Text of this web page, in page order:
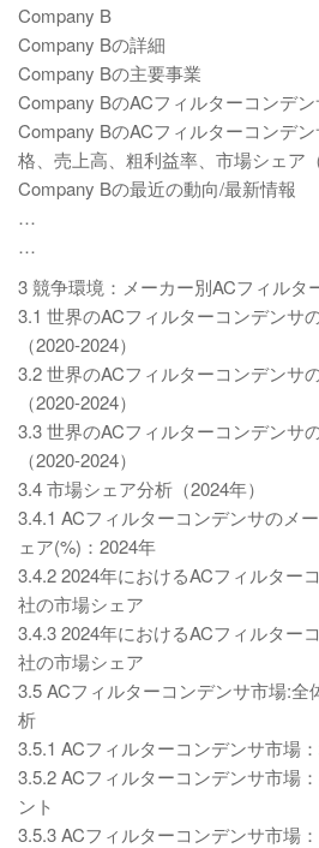
Company B
Company Bの詳細
Company Bの主要事業
Company BのACフィルターコンデ
Company BのACフィルターコンデ
格、売上高、粗利益率、市場シェア
Company Bの最近の動向/最新情報
…
…
3 競争環境：メーカー別ACフィルタ
3.1 世界のACフィルターコンデンサ
（2020-2024）
3.2 世界のACフィルターコンデンサ
（2020-2024）
3.3 世界のACフィルターコンデンサ
（2020-2024）
3.4 市場シェア分析（2024年）
3.4.1 ACフィルターコンデンサのメ
ェア(%)：2024年
3.4.2 2024年におけるACフィルター
社の市場シェア
3.4.3 2024年におけるACフィルター
社の市場シェア
3.5 ACフィルターコンデンサ市場:全
析
3.5.1 ACフィルターコンデンサ市場
3.5.2 ACフィルターコンデンサ市場
ント
3.5.3 ACフィルターコンデンサ市場